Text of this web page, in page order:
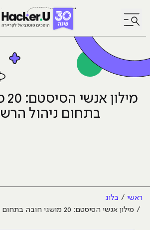
לחץ לפתיחת/סגירת תפריט
בתחום ניהול
ראשי
בלוג
מילון אנשי הסיסטם: 20 מושגי חובה בתחום ניהול הרשתות